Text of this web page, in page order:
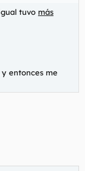
tuvo más
entonces me